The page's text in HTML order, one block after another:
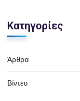
Κατηγορίες
Άρθρα
Βίντεο